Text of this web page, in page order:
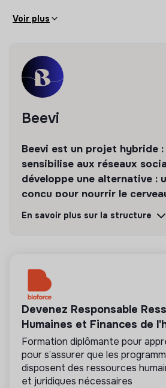
la stabilité et la pérennité du
un crowdfunding prévu en
Projet soutenu par plusieurs
d'accompagnement & bénéficiant
Voir plus
Beevi
Beevi est un projet hybride :
sensibilise aux réseaux
développe une alternative :
conçu pour nourrir le
Découvrir Suivre
💡
Cette structure repose sur un
solidarité et d’utilité sociale : son
gestion est démocratique et
lucrativité est limitée. Il s’agit
coopérative, fondation,
ESUS.
En savoir plus sur la structure
Devenez Responsable
Humaines et Finances de
Formation diplômante pour
pour s’assurer que les
disposent des ressources
et juridiques nécessaires